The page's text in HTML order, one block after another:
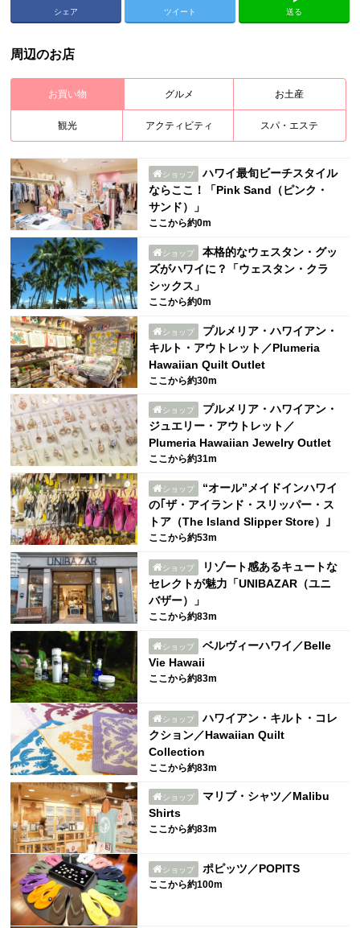
シェア ツイート 送る
周辺のお店
お買い物 グルメ お土産
観光 アクティビティ スパ・エステ
ショップ
ハワイ最旬ビーチスタイル
ならここ！「Pink Sand（ピンク・
サンド）」
ここから約0m
ショップ
本格的なウェスタン・グッ
ズがハワイに？「ウェスタン・クラ
シックス」
ここから約0m
ショップ
プルメリア・ハワイアン・
キルト・アウトレット／Plumeria
Hawaiian Quilt Outlet
ここから約30m
ショップ
プルメリア・ハワイアン・
ジュエリー・アウトレット／
Plumeria Hawaiian Jewelry Outlet
ここから約31m
ショップ
“オール”メイドインハワイ
の｢ザ・アイランド・スリッパー・ス
トア（The Island Slipper Store）｣
ここから約53m
ショップ
リゾート感あるキュートな
セレクトが魅力「UNIBAZAR（ユニ
バザー）」
ここから約83m
ショップ
ベルヴィーハワイ／Belle
Vie Hawaii
ここから約83m
ショップ
ハワイアン・キルト・コレ
クション／Hawaiian Quilt
Collection
ここから約83m
ショップ
マリブ・シャツ／Malibu
Shirts
ここから約83m
ショップ ポピッツ／POPITS
ここから約100m